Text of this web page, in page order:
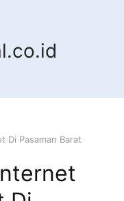
Di Pasaman Barat